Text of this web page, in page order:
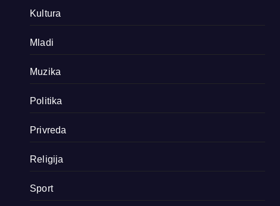
Kultura
Mladi
Muzika
Politika
Privreda
Religija
Sport